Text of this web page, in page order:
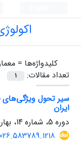
کلیدواژه‌ها =
تعداد مقالات:
1
سیر تحول ویژگی‌های
ایران
دوره 5، شماره 14، بهار 1405